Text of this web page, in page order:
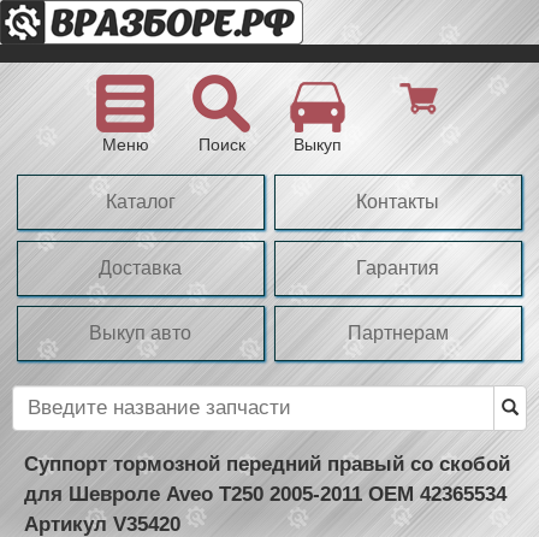
Меню Поиск Выкуп
Каталог Контакты
Доставка Гарантия
Выкуп авто Партнерам
Суппорт тормозной передний правый со скобой
для Шевроле Aveo T250 2005-2011 OEM 42365534
Артикул V35420